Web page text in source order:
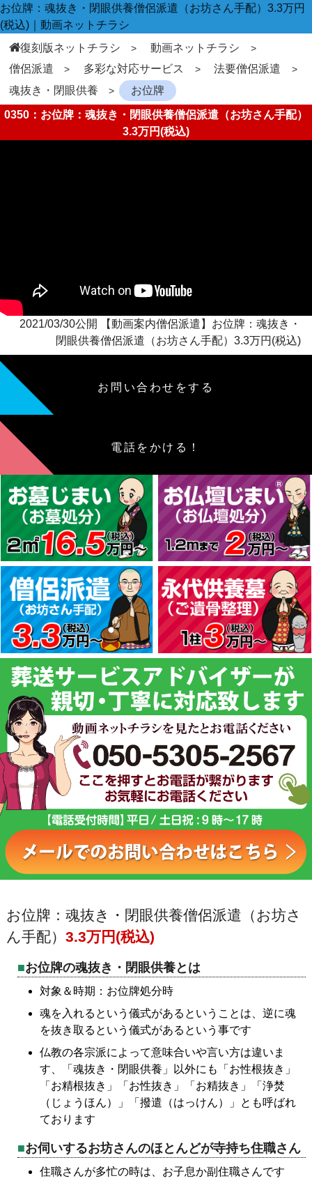
お位牌：魂抜き・閉眼供養僧侶派遣（お坊さん手配）3.3万円
(税込)｜動画ネットチラシ
復刻版ネットチラシ
動画ネットチラシ
僧侶派遣
多彩な対応サービス
法要僧侶派遣
魂抜き・閉眼供養
お位牌
0350：お位牌：魂抜き・閉眼供養僧侶派遣（お坊さん手配）
3.3万円(税込)
2021/03/30公開 【動画案内僧侶派遣】お位牌：魂抜き・
閉眼供養僧侶派遣（お坊さん手配）3.3万円(税込)
お問い合わせをする
電話をかける！
お位牌：魂抜き・閉眼供養僧侶派遣（お坊さ
ん手配） 3.3万円(税込)
お位牌の魂抜き・閉眼供養とは
対象＆時期：お位牌処分時
魂を入れるという儀式があるということは、逆に魂
を抜き取るという儀式があるという事です
仏教の各宗派によって意味合いや言い方は違いま
す、「魂抜き・閉眼供養」以外にも「お性根抜き」
「お精根抜き」「お性抜き」「お精抜き」「浄焚
（じょうほん）」「撥遣（はっけん）」とも呼ばれ
ております
お伺いするお坊さんのほとんどが寺持ち住職さん
住職さんが多忙の時は、お子息か副住職さんです